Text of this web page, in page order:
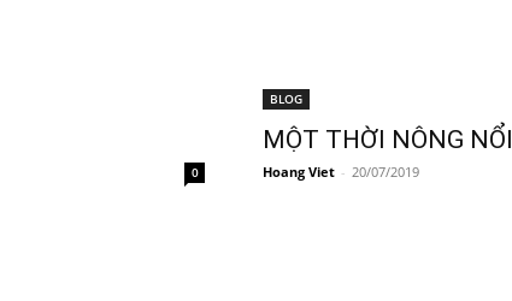
0
BLOG
MỘT THỜI NÔNG NỔI
Hoang Viet - 20/07/2019